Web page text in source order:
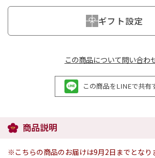
ギフト設定
この商品について問い合わ
この商品をLINEで共有
商品説明
※こちらの商品のお届けは9月2日までとなり